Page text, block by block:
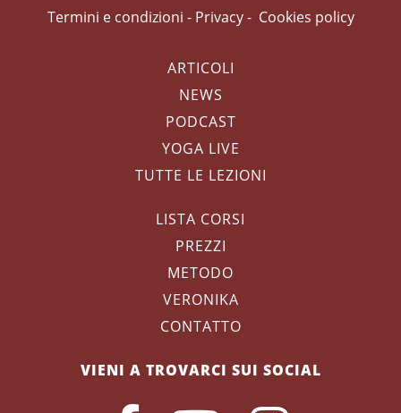
Termini e condizioni - Privacy- Cookies policy
ARTICOLI
NEWS
PODCAST
YOGA LIVE
TUTTE LE LEZIONI
LISTA CORSI
PREZZI
METODO
VERONIKA
CONTATTO
VIENI A TROVARCI SUI SOCIAL